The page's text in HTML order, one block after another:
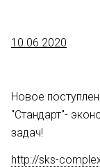
10.06.2020
Новое
"Стандарт"-
задач!
http://sks-